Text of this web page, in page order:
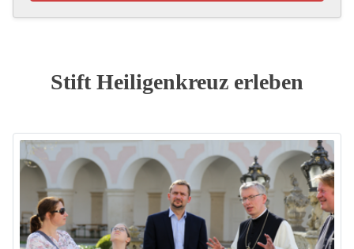
Stift Heiligenkreuz erleben